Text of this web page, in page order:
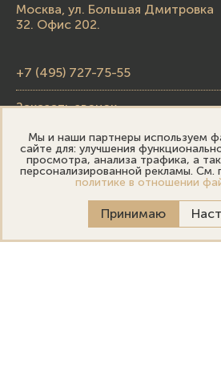
Москва, ул. Большая Дмитровка
32. Офис 202.
+7 (495) 727-75-55
Заказать звонок
skupka@emporiumgold.com
sale@emporiumgold.com
Режим работы:
Пн-Пт: 10:00–20:00
Мы и наши партнеры используем
сайте для: улучшения
просмотра, анализа трафика, а
персонализированной рекламы.
политике в отношении
Принимаю